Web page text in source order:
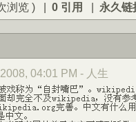
浏览 ) | 0 引用 | 永久链
04:01 PM - 人生